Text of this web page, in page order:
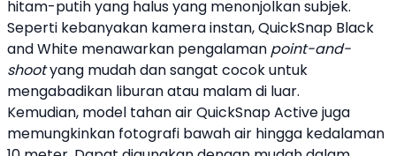
hitam-putih yang halus yang menonjolkan subjek.
Seperti kebanyakan kamerainstan,QuickSnap Black
and White menawarkan pengalaman point-and-
shootyang mudah dan sangat cocok untuk
mengabadikan liburan atau malam di luar.
Kemudian, model tahan airQuickSnapActive juga
memungkinkan fotografi bawah air hingga kedalaman